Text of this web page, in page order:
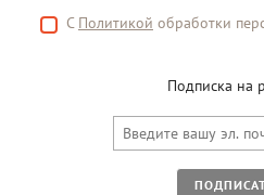
С Политикой обработки
Подписка на